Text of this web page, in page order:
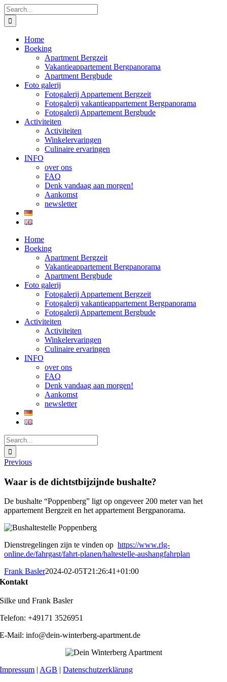
Skip
to
content
Search
for:
Home
Boeking
Apartment Bergzeit
Vakantieappartement Bergpanorama
Apartment Bergbude
Foto galerij
Fotogalerij Appartement Bergzeit
Fotogalerij vakantieappartement Bergpanorama
Fotogalerij Appartement Bergbude
Activiteiten
Activiteiten
Winkelervaringen
Culinaire ervaringen
INFO
over ons
FAQ
Denk vandaag aan morgen!
Aankomst
newsletter
Home
Boeking
Apartment Bergzeit
Vakantieappartement Bergpanorama
Apartment Bergbude
Foto galerij
Fotogalerij Appartement Bergzeit
Fotogalerij vakantieappartement Bergpanorama
Fotogalerij Appartement Bergbude
Activiteiten
Activiteiten
Winkelervaringen
Culinaire ervaringen
INFO
over ons
FAQ
Denk vandaag aan morgen!
Aankomst
newsletter
Search
for:
Previous
Waar is de dichtstbijzijnde bushalte?
De bushalte “Poppenberg” ligt op ongeveer 200 meter van het
appartement Bergzeit en het appartement Bergpanorama.
Dienstregelingen zijn te vinden op https://www.rlg-
online.de/fahrgast/fahrt-planen/haltestelle-aushangfahrplan
Frank Basler2024-02-05T21:26:41+01:00
Kontakt
Silke und Frank Basler
Telefon: +49171 3526951
E-Mail: info@dein-winterberg-apartment.de
Impressum |AGB |Datenschutzerklärung